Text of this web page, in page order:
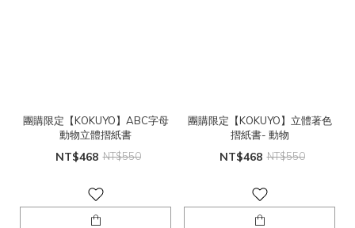
團購限定【KOKUYO】ABC字母
動物立體摺紙書
NT$468 NT$550
團購限定【KOKUYO】立體著色
摺紙書- 動物
NT$468 NT$550